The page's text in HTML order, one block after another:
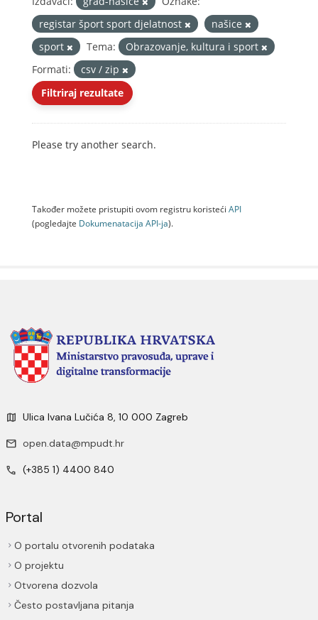
registar šport sport djelatnost
našice
sport
Tema:
Obrazovanje, kultura i sport
Formati:
csv / zip
Filtriraj rezultate
Please try another search.
Također možete pristupiti ovom registru koristeći API
(pogledajte Dokumenаtаcijа API-jа).